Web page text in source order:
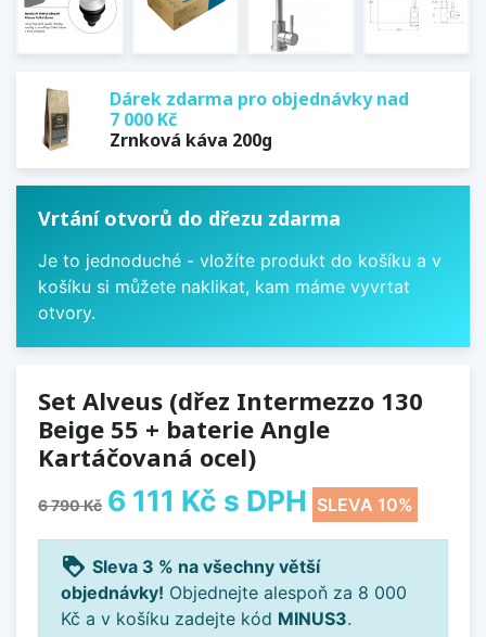
Dárek zdarma pro objednávky nad
7 000 Kč
Zrnková káva 200g
Vrtání otvorů do dřezu zdarma
Je to jednoduché - vložíte produkt do košíku a v
košíku si můžete naklikat, kam máme vyvrtat
otvory.
Set Alveus (dřez Intermezzo 130
Beige 55 + baterie Angle
Kartáčovaná ocel)
6 790 Kč 6 111 Kč s DPH SLEVA 10%
loyalty Sleva 3 % na všechny větší
objednávky! Objednejte alespoň za 8 000
Kč a v košíku zadejte kód MINUS3.